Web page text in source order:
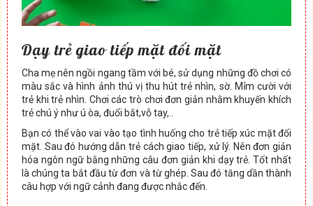
Dạy trẻ giao tiếp mặt đối mặt
Cha mẹ nên ngồi ngang tầm với bé, sử dụng những đồ chơi có
màu sắc và hình ảnh thú vị thu hút trẻ nhìn, sờ. Mỉm cười với
trẻ khi trẻ nhìn. Chơi các trò chơi đơn giản nhằm khuyến khích
trẻ chú ý như ú òa, đuổi bắt,vỗ tay,..
Bạn có thể vào vai vào tạo tình huống cho trẻ tiếp xúc mặt đối
mặt. Sau đó hướng dẫn trẻ cách giao tiếp, xử lý. Nên đơn giản
hóa ngôn ngữ bằng những câu đơn giản khi dạy trẻ. Tốt nhất
là chúng ta bắt đầu từ đơn và từ ghép. Sau đó tăng dần thành
câu hợp với ngữ cảnh đang được nhắc đến.